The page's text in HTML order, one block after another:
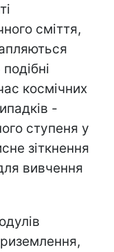
сміття,
космічних
-
ступеня у
зіткнення
вивчення